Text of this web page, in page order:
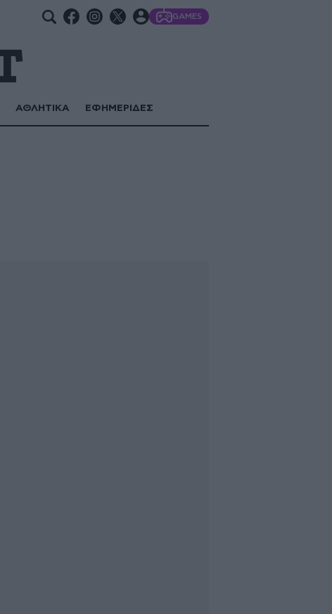
GAMES
ΑΘΛΗΤΙΚΑ ΕΦΗΜΕΡΙΔΕΣ